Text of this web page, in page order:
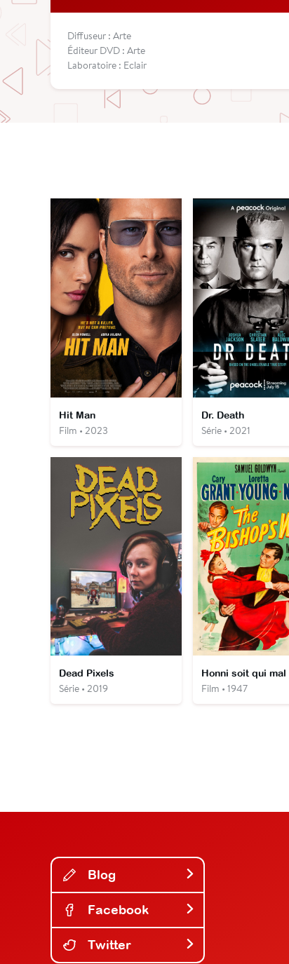
Diffuseur : Arte
Éditeur DVD : Arte
Laboratoire : Eclair
Hit Man
Film • 2023
Dr. Death
Série • 2021
Dead Pixels
Série • 2019 Film • 1947
Blog
Facebook
Twitter